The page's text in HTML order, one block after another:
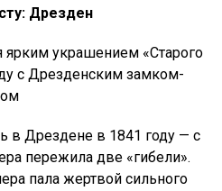
Дрезден
ярким украшением «Старого
с Дрезденским замком-
в Дрездене в 1841 году — с
пережила две «гибели».
пала жертвой сильного